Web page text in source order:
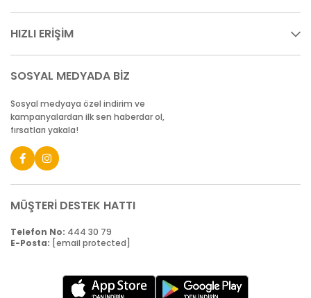
HIZLI ERİŞİM
SOSYAL MEDYADA BİZ
Sosyal medyaya özel indirim ve
kampanyalardan ilk sen haberdar ol,
fırsatları yakala!
MÜŞTERİ DESTEK HATTI
Telefon No: 444 30 79
E-Posta: [email protected]